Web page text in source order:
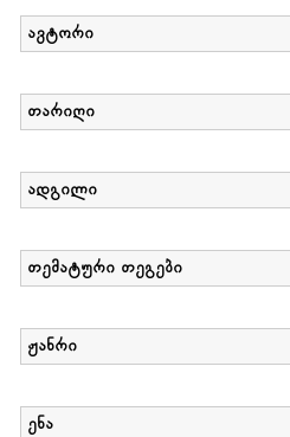
ავტორი
თარიღი
ადგილი
თემატური თეგები
ჟანრი
ენა